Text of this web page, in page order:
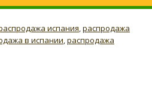
испания,распродажа
в испании,распродажа